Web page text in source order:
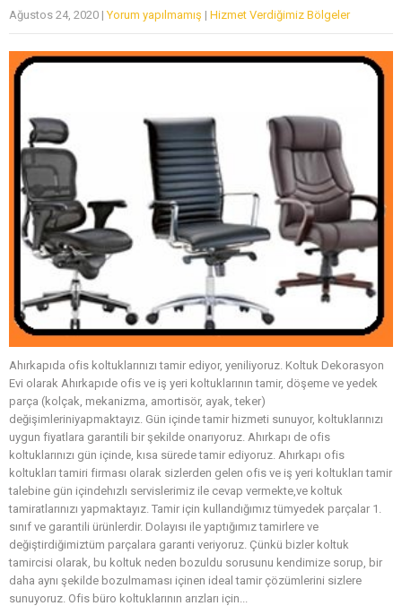
Ağustos 24, 2020 |Yorum yapılmamış | Hizmet Verdiğimiz Bölgeler
Ahırkapıda ofis koltuklarınızı tamir ediyor, yeniliyoruz. Koltuk Dekorasyon
Evi olarak Ahırkapıde ofis ve iş yeri koltuklarının tamir, döşeme ve yedek
parça (kolçak, mekanizma, amortisör, ayak, teker)
değişimleriniyapmaktayız. Gün içinde tamir hizmeti sunuyor, koltuklarınızı
uygun fiyatlara garantili bir şekilde onarıyoruz. Ahırkapı de ofis
koltuklarınızı gün içinde, kısa sürede tamir ediyoruz. Ahırkapı ofis
koltukları tamiri firması olarak sizlerden gelen ofis ve iş yeri koltukları tamir
talebine gün içindehızlı servislerimiz ile cevap vermekte,ve koltuk
tamiratlarınızı yapmaktayız. Tamir için kullandığımız tümyedek parçalar 1.
sınıf ve garantili ürünlerdir. Dolayısı ile yaptığımız tamirlere ve
değiştirdiğimiztüm parçalara garanti veriyoruz. Çünkü bizler koltuk
tamircisi olarak, bu koltuk neden bozuldu sorusunu kendimize sorup, bir
daha aynı şekilde bozulmaması içinen ideal tamir çözümlerini sizlere
sunuyoruz. Ofis büro koltuklarının arızları için...